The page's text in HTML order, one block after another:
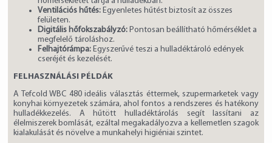
Ventilációs hűtés:Egyenletes hűtést biztosít az összes
felületen.
Digitális hőfokszabályzó:Pontosan beállítható hőmérséklet a
megfelelő tároláshoz.
Felhajtórámpa:Egyszerűvé teszi a hulladéktároló edények
cseréjét és kezelését.
FELHASZNÁLÁSI PÉLDÁK
A Tefcold WBC 480 ideális választás éttermek, szupermarketek vagy
konyhai környezetek számára, ahol fontos a rendszeres és hatékony
hulladékkezelés. A hűtött hulladéktárolás segít lassítani az
élelmiszerek bomlását, ezáltal megakadályozva a kellemetlen szagok
kialakulását és növelve a munkahelyi higiéniai szintet.